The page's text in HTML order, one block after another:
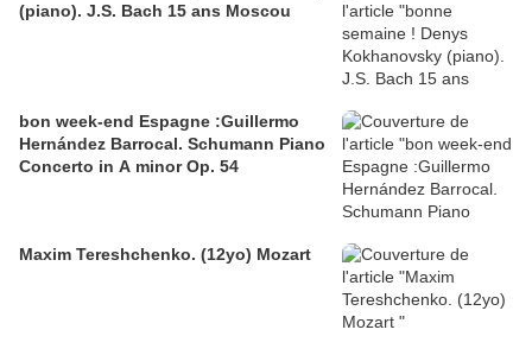
(piano). J.S. Bach 15 ans Moscou
bon week-end Espagne :Guillermo
Hernández Barrocal. Schumann Piano
Concerto in A minor Op. 54
Maxim Tereshchenko. (12yo) Mozart